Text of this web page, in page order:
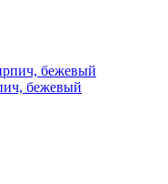
бежевый